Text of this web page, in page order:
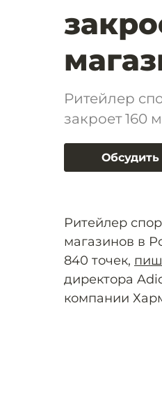
Ритейлер
закроет 160
Обсудить
Ритейлер
магазинов в
840 точек,
директора
компании